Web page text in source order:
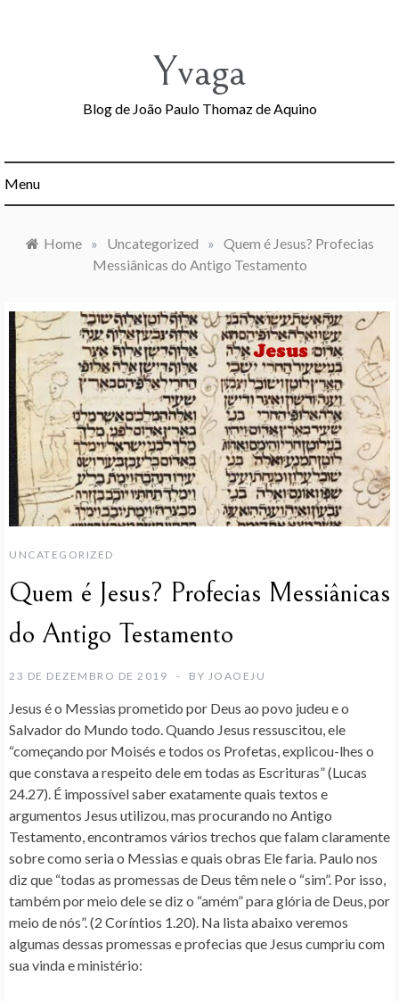
Yvaga
Blog de João Paulo Thomaz de Aquino
Menu
Home » Uncategorized » Quem é Jesus? Profecias
Messiânicas do Antigo Testamento
UNCATEGORIZED
Quem é Jesus? Profecias Messiânicas
do Antigo Testamento
23 DE DEZEMBRO DE 2019 BY JOAOEJU
Jesus é o Messias prometido por Deus ao povo judeu e o
Salvador do Mundo todo. Quando Jesus ressuscitou, ele
“começando por Moisés e todos os Profetas, explicou-lhes o
que constava a respeito dele em todas as Escrituras” (Lucas
24.27). É impossível saber exatamente quais textos e
argumentos Jesus utilizou, mas procurando no Antigo
Testamento, encontramos vários trechos que falam claramente
sobre como seria o Messias e quais obras Ele faria. Paulo nos
diz que “todas as promessas de Deus têm nele o “sim”. Por isso,
também por meio dele se diz o “amém” para glória de Deus, por
meio de nós”. (2 Coríntios 1.20). Na lista abaixo veremos
algumas dessas promessas e profecias que Jesus cumpriu com
sua vinda e ministério: